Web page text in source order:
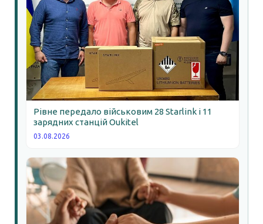
Рівне передало військовим 28 Starlink і 11
зарядних станцій Oukitel
03.08.2026